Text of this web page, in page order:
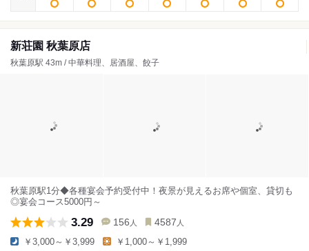
新荘園 秋葉原店
秋葉原駅 43m / 中華料理、居酒屋、餃子
秋葉原駅1分◆各種宴会予約受付中！夜景が見えるお席や個室、貸切も
◎宴会コース5000円～
3.29 156 人 4587 人
￥3,000～￥3,999 ￥1,000～￥1,999